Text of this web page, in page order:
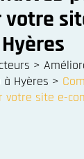
>
à Hyères >
votre site e-